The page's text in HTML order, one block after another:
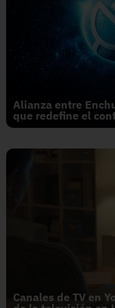
Alianza entre
que redefine el
Canales de TV en